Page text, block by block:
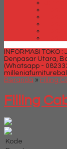
INFORMASI
Denpasar Utara,
(Whatsapp -
Beranda » Filling
Filling
Kode